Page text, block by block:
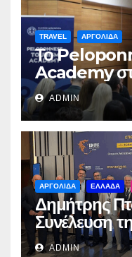
TRAVEL ΑΡΓΟΛΙΔΑ
Το
Academy
ADMIN
ΑΡΓΟΛΙΔΑ ΕΛΛΑΔΑ
Δημήτρης
Συνέλευση
ADMIN